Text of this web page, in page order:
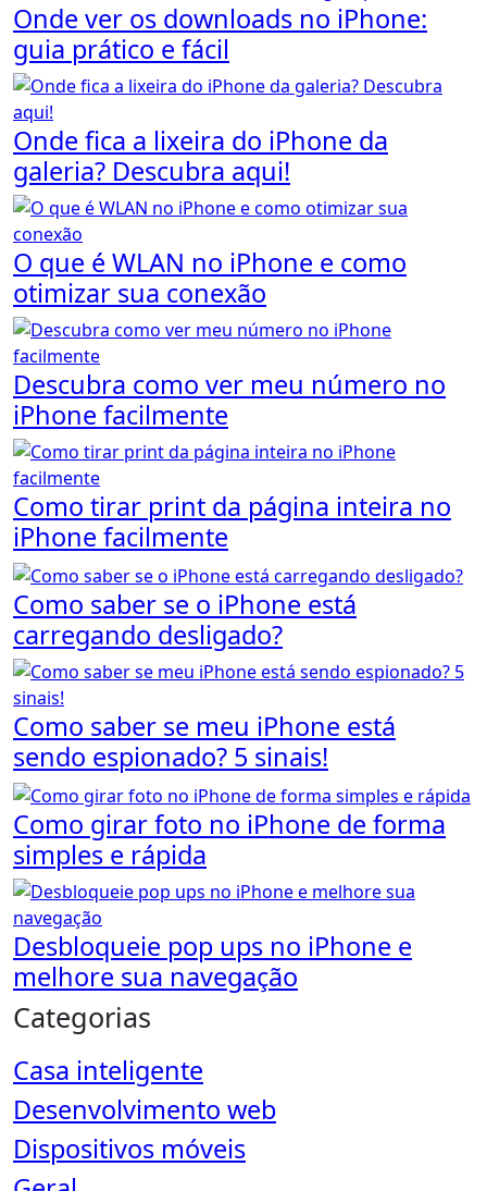
Onde ver os downloads no iPhone:
guia prático e fácil
Onde fica a lixeira do iPhone da
galeria? Descubra aqui!
O que é WLAN no iPhone e como
otimizar sua conexão
Descubra como ver meu número no
iPhone facilmente
Como tirar print da página inteira no
iPhone facilmente
Como saber se o iPhone está
carregando desligado?
Como saber se meu iPhone está
sendo espionado? 5 sinais!
Como girar foto no iPhone de forma
simples e rápida
Desbloqueie pop ups no iPhone e
melhore sua navegação
Categorias
Casa inteligente
Desenvolvimento web
Dispositivos móveis